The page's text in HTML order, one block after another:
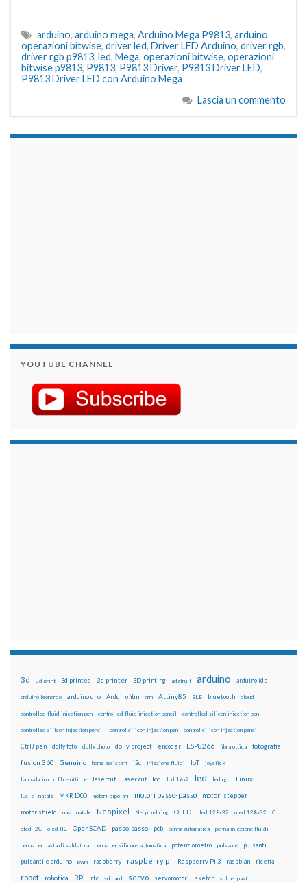
arduino, arduino mega, Arduino Mega P9813, arduino
operazioni bitwise, driver led, Driver LED Arduino, driver rgb,
driver rgb p9813, led, Mega, operazioni bitwise, operazioni
bitwise p9813, P9813, P9813 Driver, P9813 Driver LED,
P9813 Driver LED con Arduino Mega
Lascia un commento
YOUTUBE CHANNEL
3d 3d print 3d printed 3d printer 3D printing adafruit arduino arduino ide
arduino leonardo arduino uno Arduino Yún arm Attiny85 BLE bluetooth cloud
controlled fluid injection pen controlled fluid injection pencil controlled silicon injection pen
controlled silicon injection pencil control silicon injection pen control silicon injection pencil
CtrlJ pen dolly foto dolly photo dolly project encoder ESP8266 fibra ottica fotografia
fusion 360 Genuino home assistant i2c iniezione fluidi IoT joystick
lampadario con fibre ottiche lasercut laser cut lcd lcd 16x2 led led rgb Linux
luci di natale MKR1000 motori bipolari motori passo-passo motori stepper
motor shield nas natale Neopixel Neopixel ring OLED oled 128x32 oled 128x32 IIC
oled i2C oled IIC OpenSCAD passo-passo pcb penna automatica penna iniezione fluidi
penna per pasta di saldatura penna per silicone automatica potenziometro pulsante pulsanti
pulsanti e arduino pwm raspberry raspberry pi Raspberry Pi 3 raspbian ricetta
robot robotica RPi rtc sd card servo servomotori sketch solder past